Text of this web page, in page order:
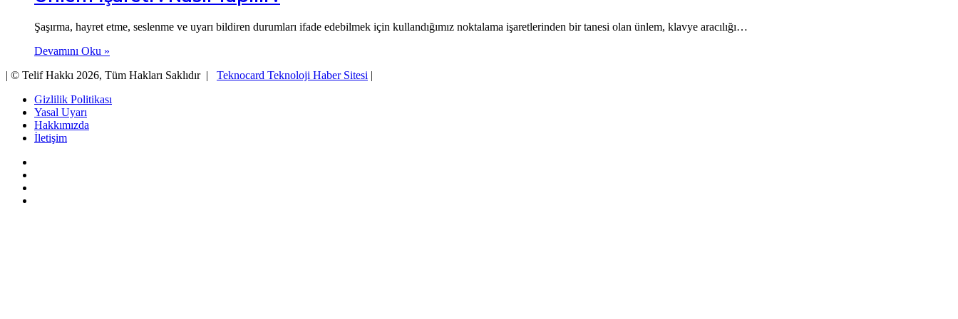
Şaşırma, hayret etme, seslenme ve uyarı bildiren durumları ifade edebilmek için kullandığımız noktalama işaretlerinden bir tanesi olan ünlem, klavye aracılığı…
Devamını Oku »
| © Telif Hakkı 2026, Tüm Hakları Saklıdır | Teknocard Teknoloji Haber Sitesi |
Gizlilik Politikası
Yasal Uyarı
Hakkımızda
İletişim